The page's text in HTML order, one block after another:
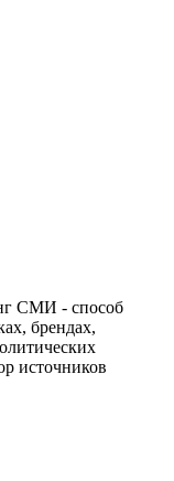
СМИ - способ
брендах,
источников